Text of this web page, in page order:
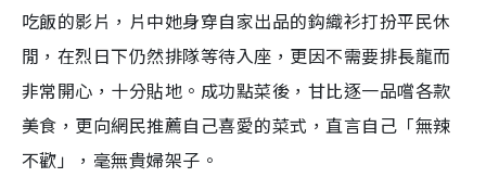
吃飯的影片，片中她身穿自家出品的鈎織衫打扮平民休
閒，在烈日下仍然排隊等待入座，更因不需要排長龍而
非常開心，十分貼地。成功點菜後，甘比逐一品嚐各款
美食，更向網民推薦自己喜愛的菜式，直言自己「無辣
不歡」，毫無貴婦架子。